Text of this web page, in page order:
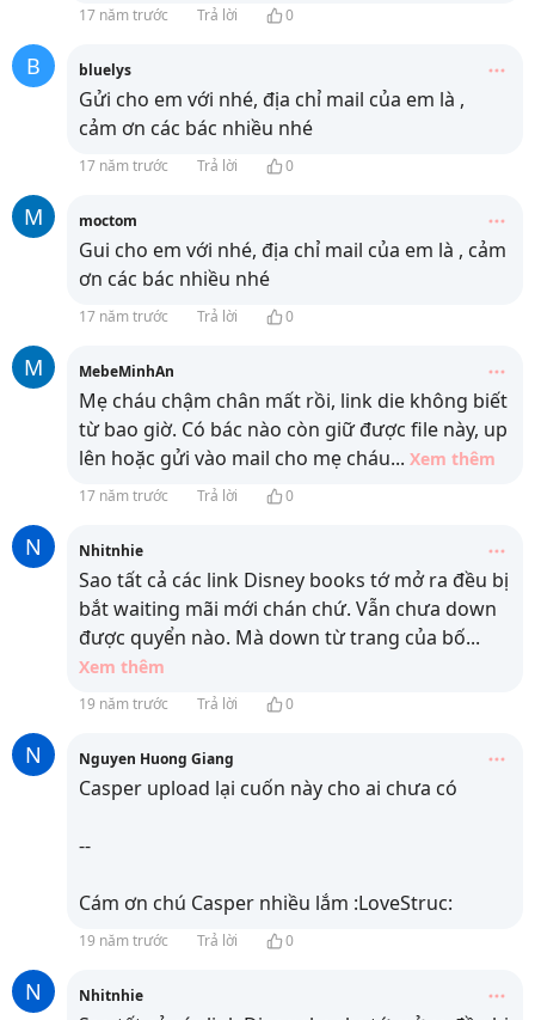
17 năm trước Trả lời 0
B bluelys
Gửi cho em với nhé, địa chỉ mail của em là ,
cảm ơn các bác nhiều nhé
17 năm trước Trả lời 0
M moctom
Gui cho em với nhé, địa chỉ mail của em là , cảm
ơn các bác nhiều nhé
17 năm trước Trả lời 0
M MebeMinhAn
Mẹ cháu chậm chân mất rồi, link die không biết
từ bao giờ. Có bác nào còn giữ được file này, up
lên hoặc gửi vào mail cho mẹ cháu... Xem thêm
17 năm trước Trả lời 0
N Nhitnhie
Sao tất cả các link Disney books tớ mở ra đều bị
bắt waiting mãi mới chán chứ. Vẫn chưa down
được quyển nào. Mà down từ trang của bố...
Xem thêm
19 năm trước Trả lời 0
N Nguyen Huong Giang
Casper upload lại cuốn này cho ai chưa có
--
Cám ơn chú Casper nhiều lắm :LoveStruc:
19 năm trước Trả lời 0
N Nhitnhie